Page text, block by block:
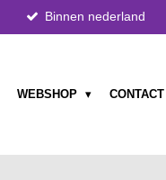
Binnen nederland
WEBSHOP CONTACT